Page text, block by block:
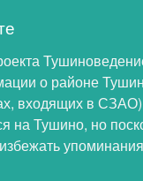
о районе
входящих в
на Тушино, но